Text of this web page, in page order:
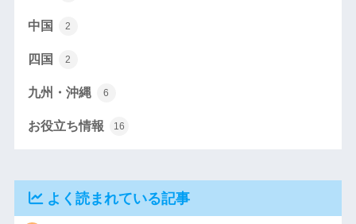
中国 2
四国 2
九州・沖縄 6
お役立ち情報 16
よく読まれている記事